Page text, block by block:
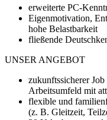
erweiterte PC-
Eigenmotivation,
hohe Belastbarkeit
fließende
UNSER ANGEBOT
zukunftssicherer
Arbeitsumfeld mit
flexible und
(z. B. Gleitzeit,